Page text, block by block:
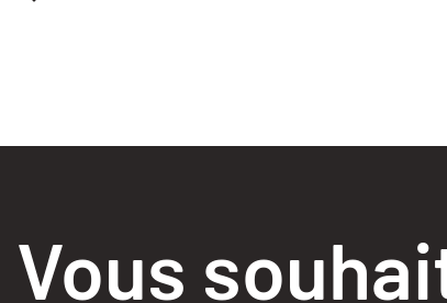
Vous